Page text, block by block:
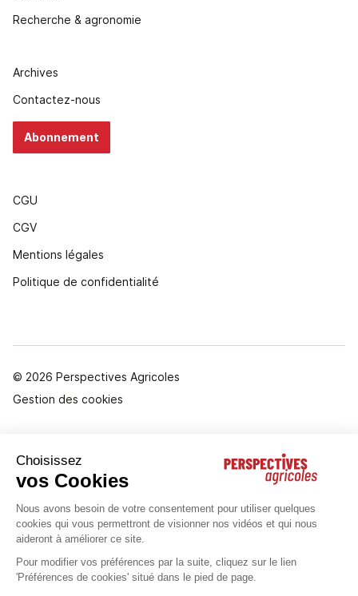
Recherche & agronomie
Archives
Contactez-nous
Abonnement
CGU
CGV
Mentions légales
Politique de confidentialité
© 2026 Perspectives Agricoles
Gestion des cookies